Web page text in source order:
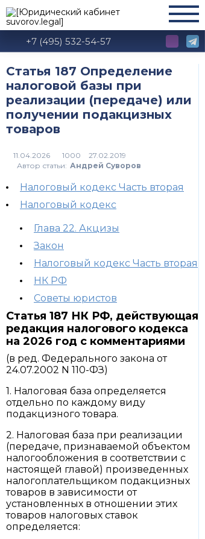
+7 (495) 532-54-57
Статья 187 Определение
налоговой базы при
реализации (передаче) или
получении подакцизных
товаров
1000
Автор статьи: Андрей Суворов
Налоговый кодекс Часть вторая
Налоговый кодекс
Глава 22. Акцизы
Закон
Налоговый кодекс Часть вторая
НК РФ
Советы юристов
Статья 187 НК РФ, действующая
редакция налогового кодекса
на 2026 год с комментариями
(в ред. Федерального закона от
24.07.2002 N 110-ФЗ)
1. Налоговая база определяется
отдельно по каждому виду
подакцизного товара.
2. Налоговая база при реализации
(передаче, признаваемой объектом
налогообложения в соответствии с
настоящей главой) произведенных
налогоплательщиком подакцизных
товаров в зависимости от
установленных в отношении этих
товаров налоговых ставок
определяется: